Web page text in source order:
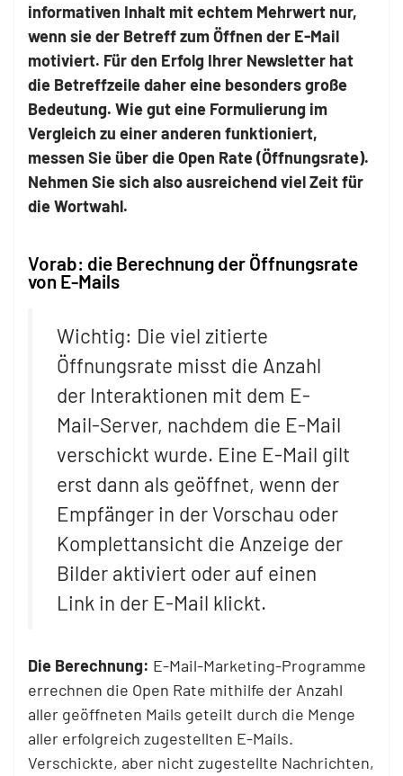
informativen Inhalt mit echtem Mehrwert nur,
wenn sie der Betreff zum Öffnen der E-Mail
motiviert. Für den Erfolg Ihrer Newsletter hat
die Betreffzeile daher eine besonders große
Bedeutung. Wie gut eine Formulierung im
Vergleich zu einer anderen funktioniert,
messen Sie über die Open Rate (Öffnungsrate).
Nehmen Sie sich also ausreichend viel Zeit für
die Wortwahl.
Vorab: die Berechnung der Öffnungsrate
von E-Mails
Wichtig: Die viel zitierte
Öffnungsrate misst die Anzahl
der Interaktionen mit dem E-
Mail-Server, nachdem die E-Mail
verschickt wurde. Eine E-Mail gilt
erst dann als geöffnet, wenn der
Empfänger in der Vorschau oder
Komplettansicht die Anzeige der
Bilder aktiviert oder auf einen
Link in der E-Mail klickt.
Die Berechnung: E-Mail-Marketing-Programme
errechnen die Open Rate mithilfe der Anzahl
aller geöffneten Mails geteilt durch die Menge
aller erfolgreich zugestellten E-Mails.
Verschickte, aber nicht zugestellte Nachrichten,